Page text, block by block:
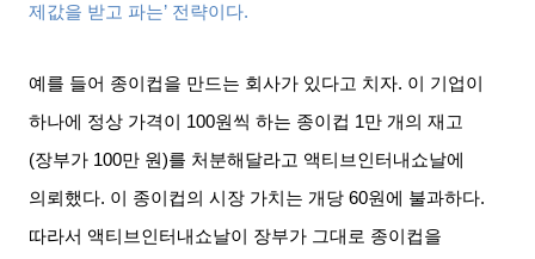
제값을 받고 파는’ 전략이다.
예를 들어 종이컵을 만드는 회사가 있다고 치자. 이 기업이
하나에 정상 가격이
100원씩 하는 종이컵 1만 개의 재고
(장부가 100만 원)를 처분해달라고 액티브인터내쇼날에
의뢰했다. 이 종이컵의 시장 가치는 개당 60원에 불과하다.
따라서 액티브인터내쇼날이 장부가 그대로 종이컵을